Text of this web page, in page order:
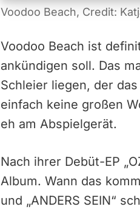
Voodoo Beach, Credit:
Voodoo Beach ist
ankündigen soll. Das
Schleier liegen, der
einfach keine großen
eh am Abspielgerät.
Nach ihrer Debüt-EP
Album. Wann das
und „ANDERS SEIN“